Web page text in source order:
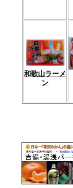
和歌山ラーメ
ン